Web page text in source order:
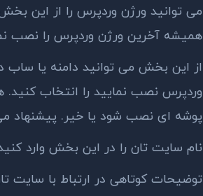
می توانید ورژن وردپرس را از این
همیشه آخرین ورژن وردپرس را نصب
از این بخش می توانید دامنه یا ساب
وردپرس نصب نمایید را انتخاب
پوشه ای نصب شود یا خیر. پیشنهاد
نام سایت تان را در این بخش وارد
توضیحات کوتاهی در ارتباط با سایت